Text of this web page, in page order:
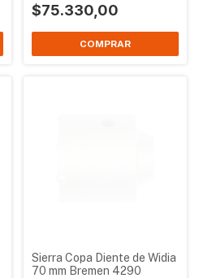
$75.330,00
Sierra Copa Diente de Widia
70 mm Bremen 4290